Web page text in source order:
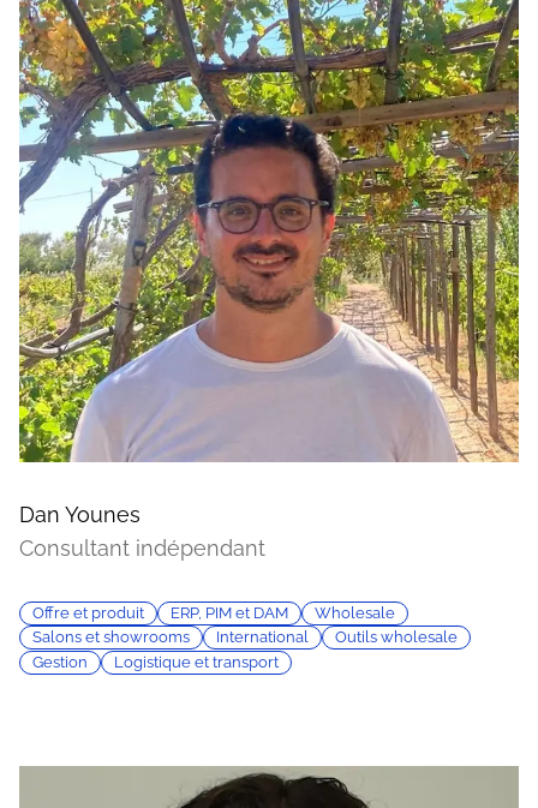
Dan Younes
Consultant indépendant
Offre et produit ERP, PIM et DAM
Wholesale
Salons et showrooms
International
Outils wholesale
Gestion
Logistique et transport